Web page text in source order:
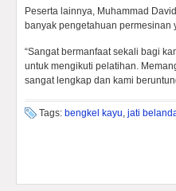
Peserta lainnya, Muhammad
banyak pengetahuan permesinan
“Sangat bermanfaat sekali bagi
untuk mengikuti pelatihan.
sangat lengkap dan kami
Tags: bengkel kayu, jati